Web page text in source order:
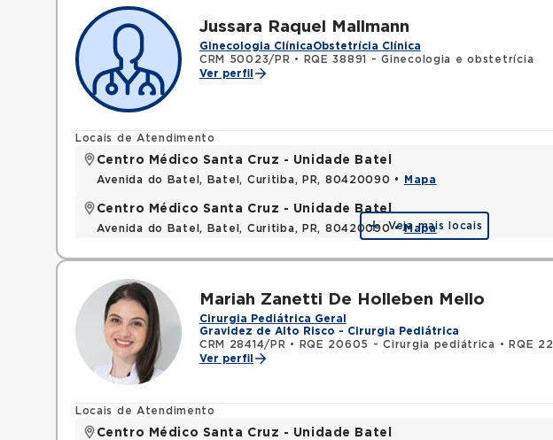
Jussara Raquel Mallmann
Ginecologia ClínicaObstetrícia Clínica
CRM 50023/PR •
RQE 38891 - Ginecologia e obstetrícia
Ver perfil
Locais de Atendimento
Centro Médico Santa Cruz - Unidade Batel
Avenida do Batel, Batel, Curitiba, PR, 80420090 • Mapa
Centro Médico Santa Cruz - Unidade Batel
Avenida do Batel, Batel, Curitiba, PR, 80420090 •Mapa
Veja mais locais
Mariah Zanetti De Holleben Mello
Cirurgia Pediátrica Geral
Gravidez de Alto Risco - Cirurgia Pediátrica
CRM 28414/PR • RQE 20605 - Cirurgia pediátrica •
RQE 22285 - Cirurgia geral
Ver perfil
Locais de Atendimento
Centro Médico Santa Cruz - Unidade Batel